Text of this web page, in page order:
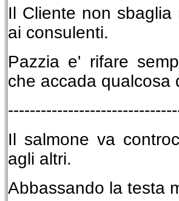
Il Cliente non
ai consulenti.
Pazzia e' rifare
che accada qualcosa
Il salmone va
agli altri.
Abbassando la testa